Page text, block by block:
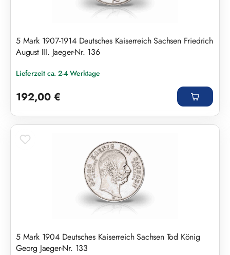
5 Mark 1907-1914 Deutsches Kaiserreich Sachsen Friedrich
August III. Jaeger-Nr. 136
Lieferzeit ca. 2-4 Werktage
192,00 €
5 Mark 1904 Deutsches Kaiserreich Sachsen Tod König
Georg Jaeger-Nr. 133